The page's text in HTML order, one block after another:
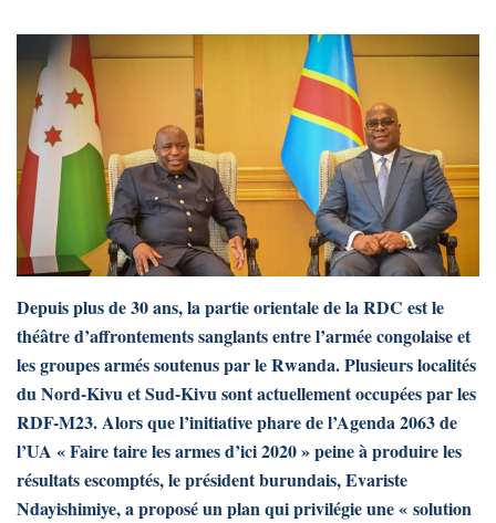
Depuis plus de 30 ans, la partie orientale de la RDC est le
théâtre d’affrontements sanglants entre l’armée congolaise et
les groupes armés soutenus par le Rwanda. Plusieurs localités
du Nord-Kivu et Sud-Kivu sont actuellement occupées par les
RDF-M23. Alors que l’initiative phare de l’Agenda 2063 de
l’UA « Faire taire les armes d’ici 2020 » peine à produire les
résultats escomptés, le président burundais, Evariste
Ndayishimiye, a proposé un plan qui privilégie une « solution